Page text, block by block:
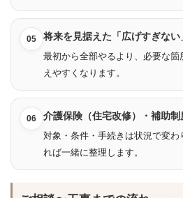
05 将来を見据えた「広げすぎない
最初から全部やるより、必要な
えやすくなります。
06 介護保険（住宅改修）・補助制
対象・条件・手続きは状況で変
れば一緒に整理します。